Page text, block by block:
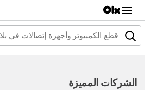
الشركات المميزة